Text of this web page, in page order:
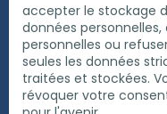
accepter le stockage
données
personnelles ou
seules les données
traitées et stockées.
révoquer votre